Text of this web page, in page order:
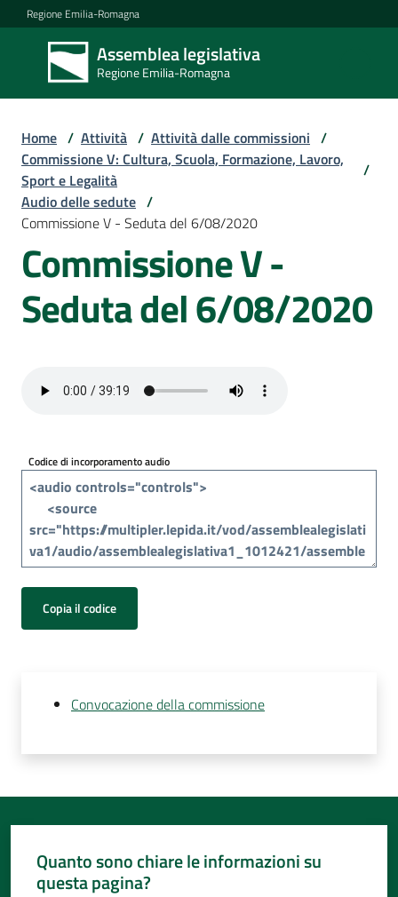
Vai al contenuto
Vai alla navigazione
Vai al footer
Regione Emilia-Romagna
Assemblea legislativa
Regione Emilia-Romagna
Assemblea
legislativa
Regione Emilia-
Assemblea
Attività
Per
Per
cittadini
Home / Attività / Attività dalle commissioni /
Commissione V: Cultura, Scuola, Formazione, Lavoro,
Sport e Legalità
/
Audio delle sedute /
Commissione V - Seduta del 6/08/2020
Commissione V -
Seduta del 6/08/2020
Codice di incorporamento audio
Copia il codice
Convocazione della commissione
Quanto sono chiare le informazioni su
questa pagina?